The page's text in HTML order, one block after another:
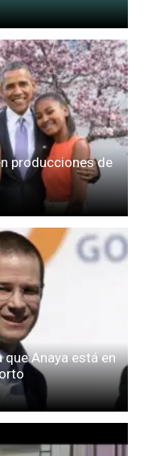
producciones de
Anaya está en